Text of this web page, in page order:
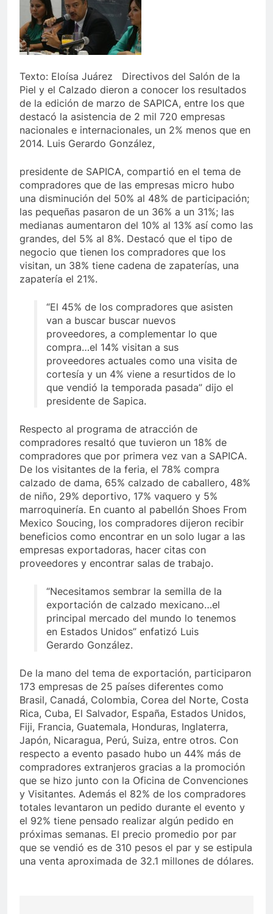
Texto: Eloísa Juárez Directivos del Salón de la
Piel y el Calzado dieron a conocer los resultados
de la edición de marzo de SAPICA, entre los que
destacó la asistencia de 2 mil 720 empresas
nacionales e internacionales, un 2% menos que en
2014. Luis Gerardo González,
presidente de SAPICA, compartió en el tema de
compradores que de las empresas micro hubo
una disminución del 50% al 48% de participación;
las pequeñas pasaron de un 36% a un 31%; las
medianas aumentaron del 10% al 13% así como las
grandes, del 5% al 8%. Destacó que el tipo de
negocio que tienen los compradores que los
visitan, un 38% tiene cadena de zapaterías, una
zapatería el 21%.
“El 45% de los compradores que asisten
van a buscar buscar nuevos
proveedores, a complementar lo que
compra…el 14% visitan a sus
proveedores actuales como una visita de
cortesía y un 4% viene a resurtidos de lo
que vendió la temporada pasada” dijo el
presidente de Sapica.
Respecto al programa de atracción de
compradores resaltó que tuvieron un 18% de
compradores que por primera vez van a SAPICA.
De los visitantes de la feria, el 78% compra
calzado de dama, 65% calzado de caballero, 48%
de niño, 29% deportivo, 17% vaquero y 5%
marroquinería. En cuanto al pabellón Shoes From
Mexico Soucing, los compradores dijeron recibir
beneficios como encontrar en un solo lugar a las
empresas exportadoras, hacer citas con
proveedores y encontrar salas de trabajo.
“Necesitamos sembrar la semilla de la
exportación de calzado mexicano…el
principal mercado del mundo lo tenemos
en Estados Unidos” enfatizó Luis
Gerardo González.
De la mano del tema de exportación, participaron
173 empresas de 25 países diferentes como
Brasil, Canadá, Colombia, Corea del Norte, Costa
Rica, Cuba, El Salvador, España, Estados Unidos,
Fiji, Francia, Guatemala, Honduras, Inglaterra,
Japón, Nicaragua, Perú, Suiza, entre otros. Con
respecto a evento pasado hubo un 44% más de
compradores extranjeros gracias a la promoción
que se hizo junto con la Oficina de Convenciones
y Visitantes. Además el 82% de los compradores
totales levantaron un pedido durante el evento y
el 92% tiene pensado realizar algún pedido en
próximas semanas. El precio promedio por par
que se vendió es de 310 pesos el par y se estipula
una venta aproximada de 32.1 millones de dólares.